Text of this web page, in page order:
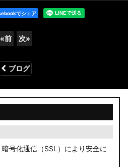
でシェア
«前 次»
ブログ
号化通信（SSL）により安全に